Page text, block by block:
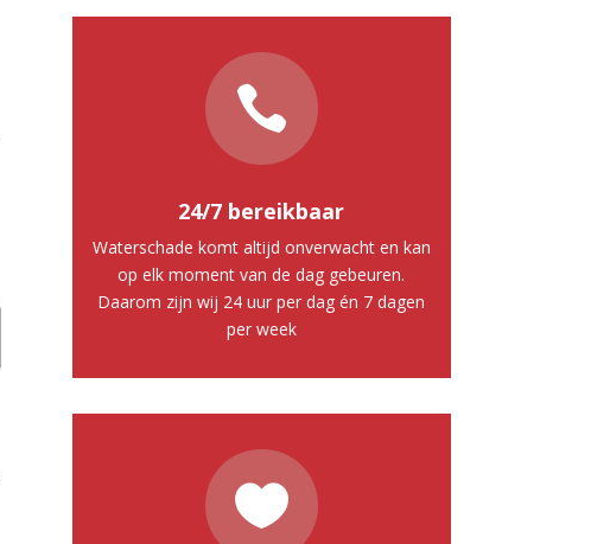

24/7 bereikbaar
Waterschade komt altijd onverwacht en kan
op elk moment van de dag gebeuren.
Daarom zijn wij 24 uur per dag én 7 dagen
per week
